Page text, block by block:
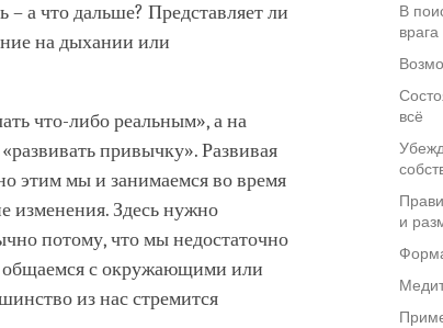
В
врага
всё
и
а что дальше? Представляет ли
на дыхании или
что-либо реальным», а на
привычку». Развивая
этим мы и занимаемся во время
изменения. Здесь нужно
потому, что мы недостаточно
общаемся с окружающими или
из нас стремится